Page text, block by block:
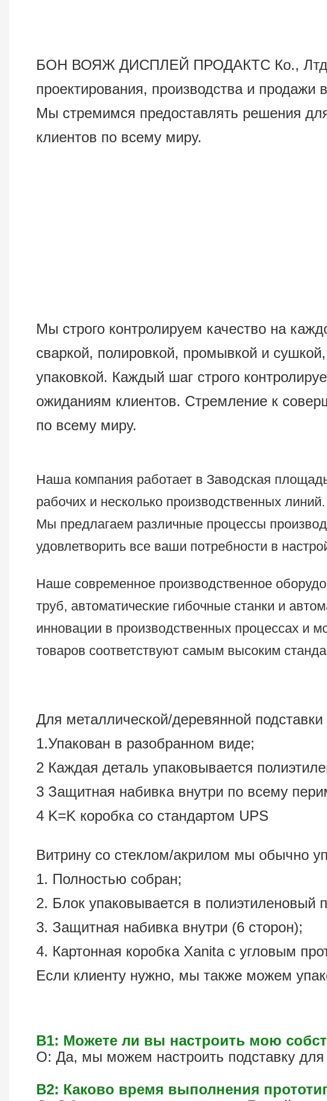
БОН ВОЯЖ ДИСПЛЕЙ ПРОДАКТС Ко., Лтд. с
проектирования, производства и продажи
Мы стремимся предоставлять решения
клиентов по всему миру.
Мы строго контролируем качество на
сваркой, полировкой, промывкой и
упаковкой. Каждый шаг строго
ожиданиям клиентов. Стремление к
по всему миру.
Наша компания работает в Заводская
рабочих и несколько производственных линий.
Мы предлагаем различные процессы
удовлетворить все ваши потребности в
Наше современное производственное
труб, автоматические гибочные станки и
инновации в производственных процессах и
товаров соответствуют самым высоким
Для металлической/деревянной
1.Упакован в разобранном виде;
2 Каждая деталь упаковывается
3 Защитная набивка внутри по всему
4 K=K коробка со стандартом UPS
Витрину со стеклом/акрилом мы обычно
1. Полностью собран;
2. Блок упаковывается в полиэтиленовый
3. Защитная набивка внутри (6 сторон);
4. Картонная коробка Xanita с угловым
Если клиенту нужно, мы также можем
В1: Можете ли вы настроить мою
О: Да, мы можем настроить подставку
В2: Каково время выполнения